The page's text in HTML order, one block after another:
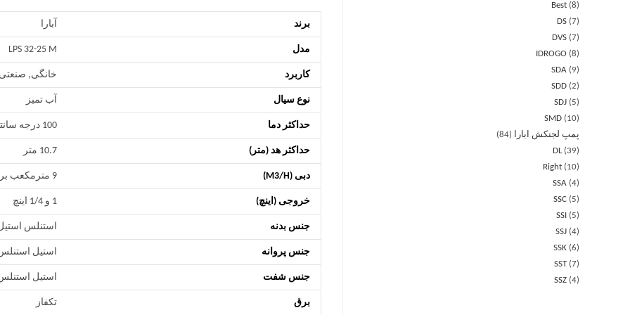
برند آبارا
مدل LPS 32-25 M
کاربرد خانگی, صنعتی
نوع سیال آب تمیز
حداکثر دما 100 درجه سانتی گراد
حداکثر هد (متر) 10.7 متر
دبی (M3/H) 9 مترمکعب بر ساعت
خروجی (اینچ) 1 و 1/4 اینچ
جنس بدنه استنلس استیل
جنس پروانه استیل استنلس
جنس شفت استیل استنلس
برق تکفاز
Best 8
DS 7
DVS 7
IDROGO
8
SDA
9
SDD 2
SDJ
5
SMD
10
پمپ لجنکش ابارا
84
DL 39
Right
10
SSA 4
SSC
5
SSI
5
SSJ 4
SSK 6
SST 7
SSZ 4